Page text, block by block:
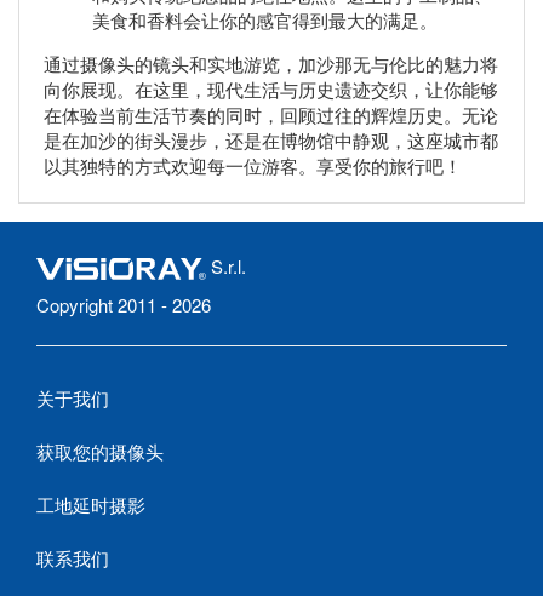
美食和香料会让你的感官得到最大的满足。
通过摄像头的镜头和实地游览，加沙那无与伦比的魅力将
向你展现。在这里，现代生活与历史遗迹交织，让你能够
在体验当前生活节奏的同时，回顾过往的辉煌历史。无论
是在加沙的街头漫步，还是在博物馆中静观，这座城市都
以其独特的方式欢迎每一位游客。享受你的旅行吧！
S.r.l.
Copyright 2011 - 2026
关于我们
获取您的摄像头
工地延时摄影
联系我们